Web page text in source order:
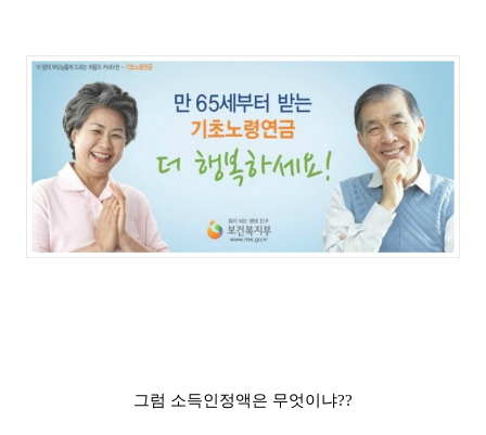
그럼 소득인정액은 무엇이냐??